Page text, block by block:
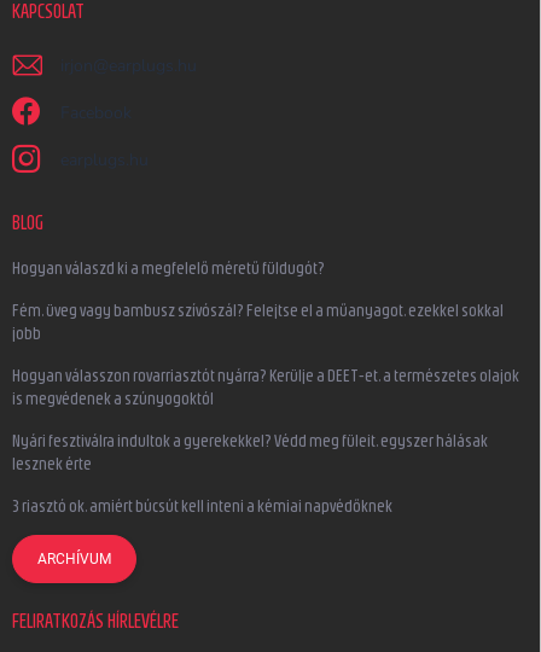
KAPCSOLAT
irjon @ earplugs.hu
Facebook
earplugs.hu
BLOG
Hogyan válaszd ki a megfelelő méretű füldugót?
Fém, üveg vagy bambusz szívószál? Felejtse el a műanyagot, ezekkel sokkal
jobb
Hogyan válasszon rovarriasztót nyárra? Kerülje a DEET-et, a természetes olajok
is megvédenek a szúnyogoktól
Nyári fesztiválra indultok a gyerekekkel? Védd meg füleit, egyszer hálásak
lesznek érte
3 riasztó ok, amiért búcsút kell inteni a kémiai napvédőknek
ARCHÍVUM
FELIRATKOZÁS HÍRLEVÉLRE